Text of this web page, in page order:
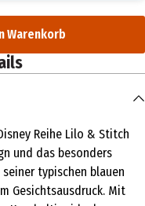
Warenkorb
Reihe Lilo & Stitch
und das besonders
typischen blauen
Gesichtsausdruck. Mit